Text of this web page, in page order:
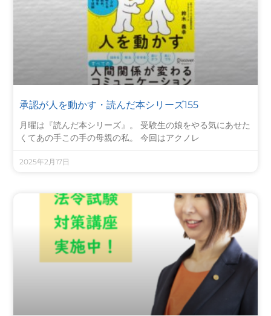
承認が人を動かす・読んだ本シリーズ155
月曜は『読んだ本シリーズ』。 受験生の娘をやる気にあせた
くてあの手この手の母親の私。 今回はアクノレ
2025年2月17日